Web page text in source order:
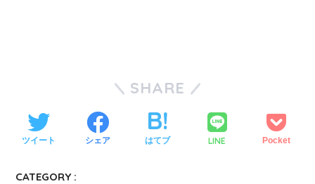
SHARE
ツイート シェア はてブ LINE Pocket
CATEGORY :